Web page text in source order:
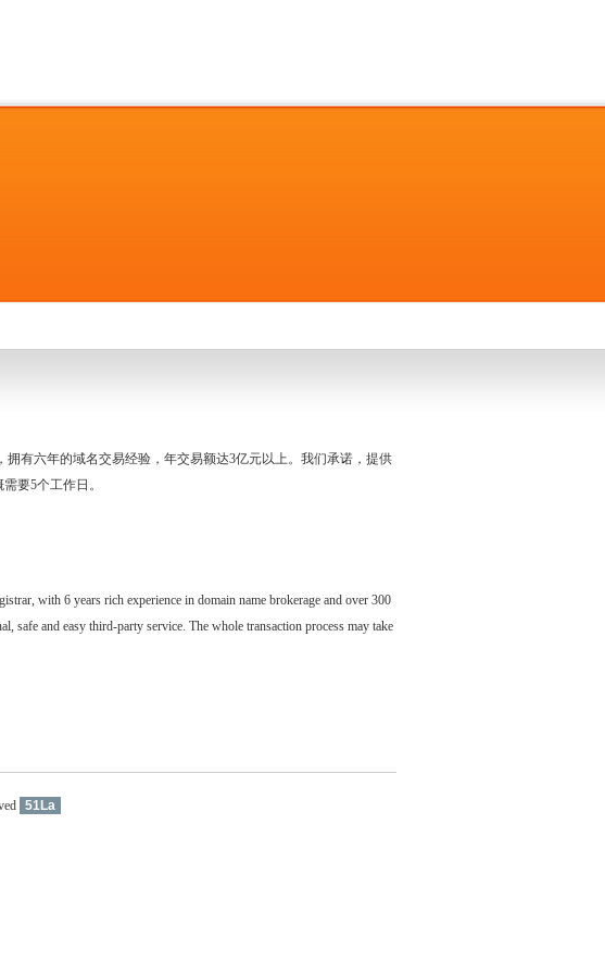
有六年的域名交易经验，年交易额达3亿元以上。我们承诺，提供
要5个工作日。
with 6 years rich experience in domain name brokerage and over 300
and easy third-party service. The whole transaction process may take
51La